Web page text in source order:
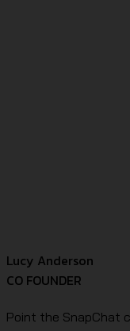
Lucy Anderson
CO FOUNDER
Point the SnapChat